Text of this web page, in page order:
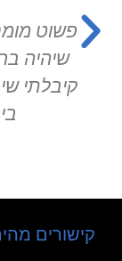
פשוט
שיהיה
קיבלתי
קישורים